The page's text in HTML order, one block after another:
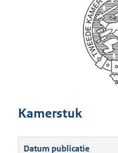
Kamerstuk